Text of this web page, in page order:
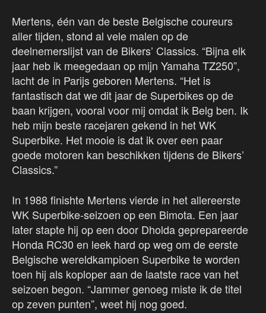
Mertens, één van de beste Belgische coureurs
aller tijden, stond al vele malen op de
deelnemerslijst van de Bikers’ Classics. “Bijna elk
jaar heb ik meegedaan op mijn Yamaha TZ250”,
lacht de in Parijs geboren Mertens. “Het is
fantastisch dat we dit jaar de Superbikes op de
baan krijgen, vooral voor mij omdat ik Belg ben. Ik
heb mijn beste racejaren gekend in het WK
Superbike. Het mooie is dat ik over een paar
goede motoren kan beschikken tijdens de Bikers’
Classics.”
In 1988 finishte Mertens vierde in het allereerste
WK Superbike-seizoen op een Bimota. Een jaar
later stapte hij op een door Dholda geprepareerde
Honda RC30 en leek hard op weg om de eerste
Belgische wereldkampioen Superbike te worden
toen hij als koploper aan de laatste race van het
seizoen begon. “Jammer genoeg miste ik de titel
op zeven punten”, weet hij nog goed.